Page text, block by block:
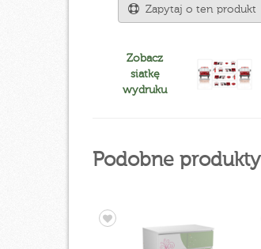
Zapytaj o ten produkt
Zobacz
siatkę
wydruku
Podobne produkty